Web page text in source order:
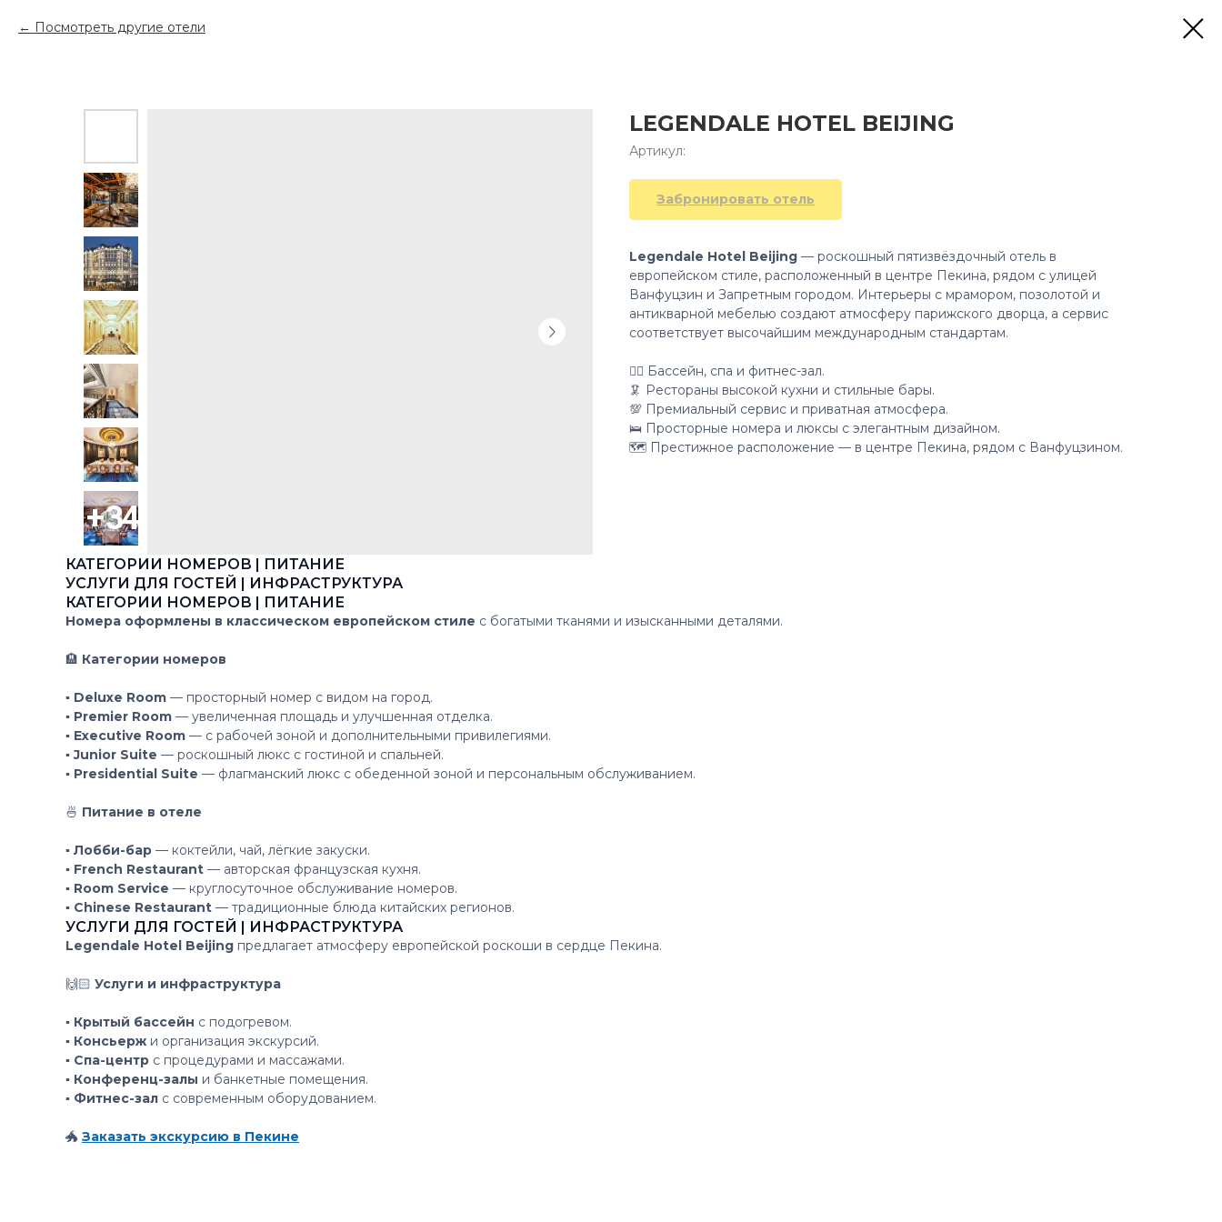
Посмотреть другие отели
LEGENDALE HOTEL BEIJING
Артикул:
Забронировать отель
Legendale Hotel Beijing — роскошный пятизвёздочный отель в
европейском стиле, расположенный в центре Пекина, рядом с улицей
Ванфуцзин и Запретным городом. Интерьеры с мрамором, позолотой и
антикварной мебелью создают атмосферу парижского дворца, а сервис
соответствует высочайшим международным стандартам.
👍🏻 Бассейн, спа и фитнес-зал.
🦑 Рестораны высокой кухни и стильные бары.
💯 Премиальный сервис и приватная атмосфера.
🛌 Просторные номера и люксы с элегантным дизайном.
🗺 Престижное расположение — в центре Пекина, рядом с Ванфуцзином.
КАТЕГОРИИ НОМЕРОВ | ПИТАНИЕ
УСЛУГИ ДЛЯ ГОСТЕЙ | ИНФРАСТРУКТУРА
КАТЕГОРИИ НОМЕРОВ | ПИТАНИЕ
Номера оформлены в классическом европейском стиле с богатыми тканями и изысканными деталями.
🏨 Категории номеров
▪️ Deluxe Room — просторный номер с видом на город.
▪️ Premier Room — увеличенная площадь и улучшенная отделка.
▪️ Executive Room — с рабочей зоной и дополнительными привилегиями.
▪️ Junior Suite — роскошный люкс с гостиной и спальней.
▪️ Presidential Suite — флагманский люкс с обеденной зоной и персональным обслуживанием.
🍜 Питание в отеле
▪️ Лобби-бар — коктейли, чай, лёгкие закуски.
▪️ French Restaurant — авторская французская кухня.
▪️ Room Service — круглосуточное обслуживание номеров.
▪️ Chinese Restaurant — традиционные блюда китайских регионов.
УСЛУГИ ДЛЯ ГОСТЕЙ | ИНФРАСТРУКТУРА
Legendale Hotel Beijing предлагает атмосферу европейской роскоши в сердце Пекина.
🙌🏻 Услуги и инфраструктура
▪️ Крытый бассейн с подогревом.
▪️ Консьерж и организация экскурсий.
▪️ Спа-центр с процедурами и массажами.
▪️ Конференц-залы и банкетные помещения.
▪️ Фитнес-зал с современным оборудованием.
🐲 Заказать экскурсию в Пекине